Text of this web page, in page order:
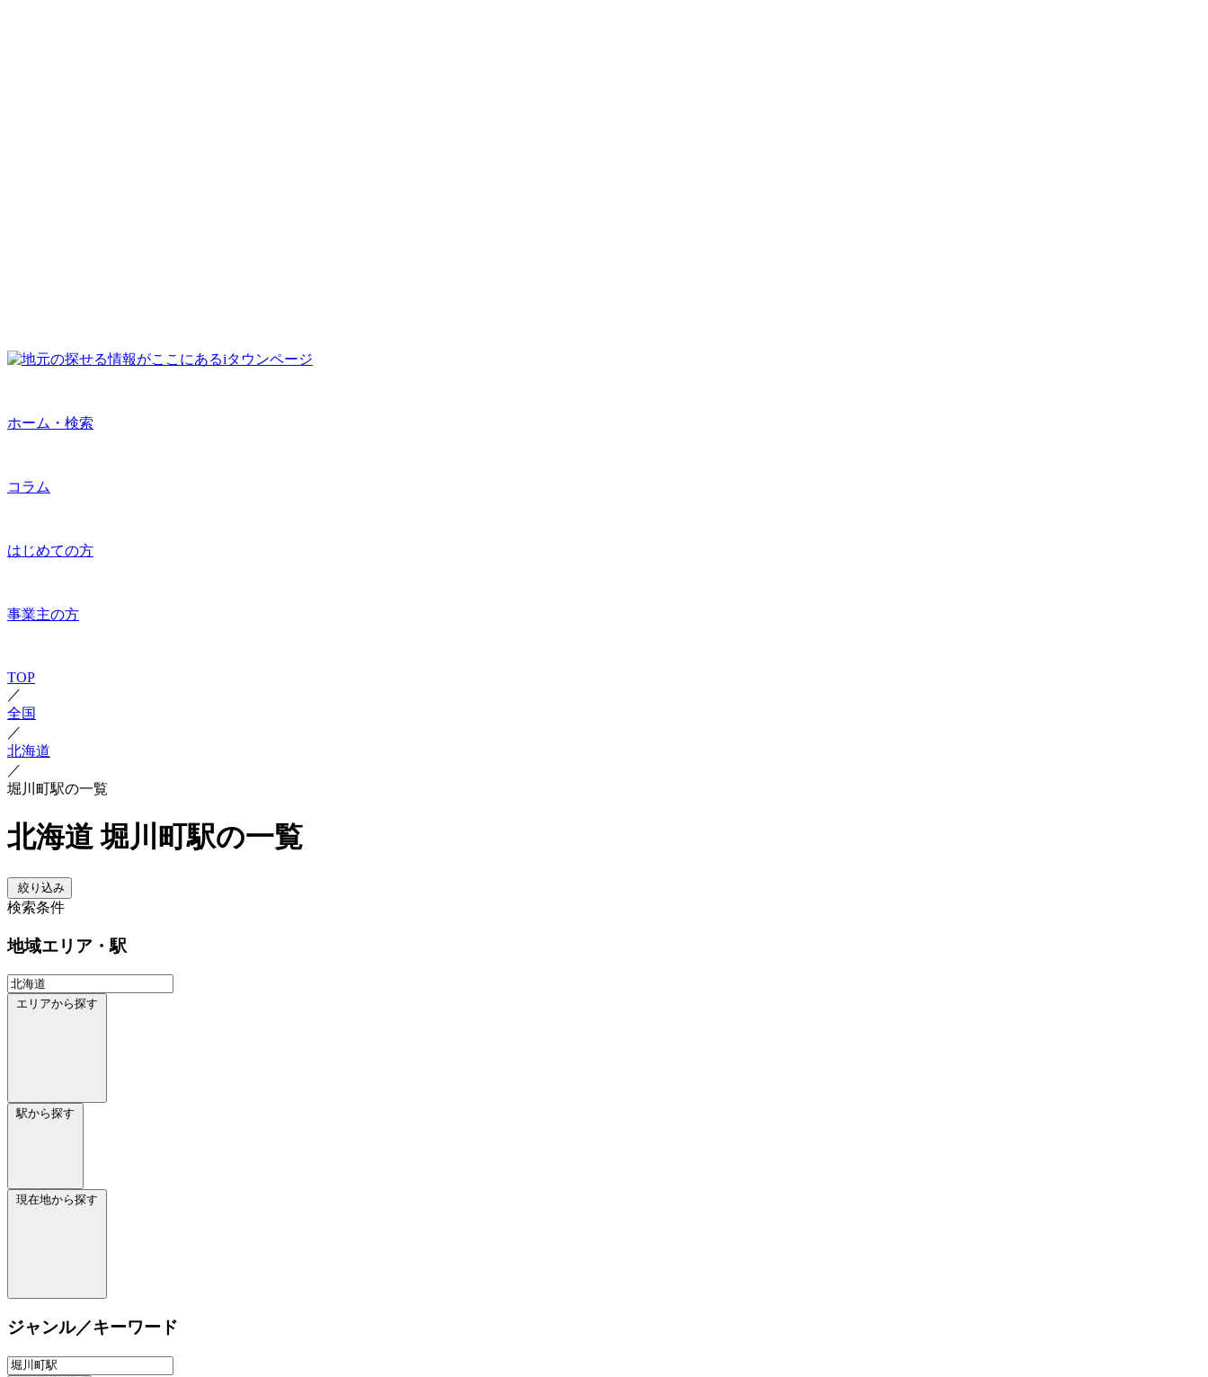
ホーム・検索
コラム
はじめての方
事業主の方
TOP
／
全国
／
北海道
／
堀川町駅の一覧
北海道 堀川町駅の一覧
絞り込み
検索条件
地域エリア・駅
エリアから探す
駅から探す
現在地から探す
ジャンル／キーワード